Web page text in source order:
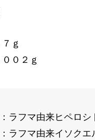
ｇ
０２ｇ
ラフマ由来ヒペロシ
ラフマ由来イソクエ